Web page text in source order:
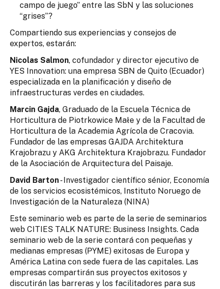
campo de juego” entre las SbN y las soluciones
“grises”?
Compartiendo sus experiencias y consejos de
expertos, estarán:
Nicolas Salmon, cofundador y director ejecutivo de
YES Innovation: una empresa SBN de Quito (Ecuador)
especializada en la planificación y diseño de
infraestructuras verdes en ciudades.
Marcin Gajda, Graduado de la Escuela Técnica de
Horticultura de Piotrkowice Małe y de la Facultad de
Horticultura de la Academia Agrícola de Cracovia.
Fundador de las empresas GAJDA Architektura
Krajobrazu y AKG Architektura Krajobrazu. Fundador
de la Asociación de Arquitectura del Paisaje.
David Barton- Investigador científico sénior, Economía
de los servicios ecosistémicos, Instituto Noruego de
Investigación de la Naturaleza (NINA)
Este seminario web es parte de la serie de seminarios
web CITIES TALK NATURE: Business Insights. Cada
seminario web de la serie contará con pequeñas y
medianas empresas (PYME) exitosas de Europa y
América Latina con sede fuera de las capitales. Las
empresas compartirán sus proyectos exitosos y
discutirán las barreras y los facilitadores para sus